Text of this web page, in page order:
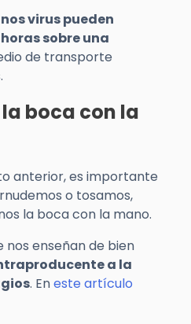
virus pueden
sobre una
de transporte
boca con la
anterior, es importante
o tosamos,
la boca con la mano.
nos enseñan de bien
a la
. Eneste artículo